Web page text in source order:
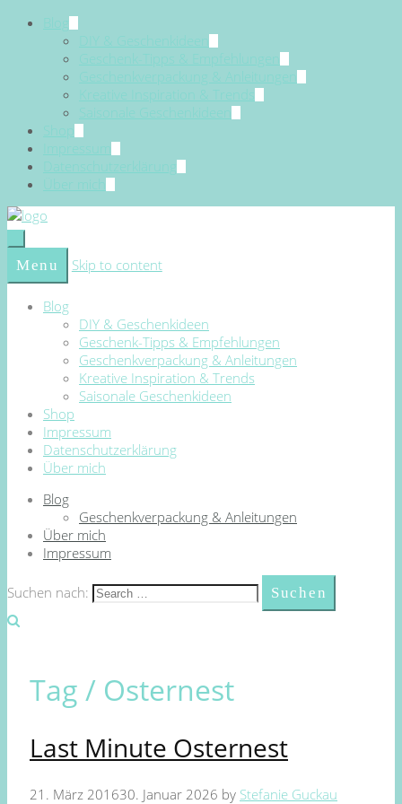
Blog
DIY & Geschenkideen
Geschenk-Tipps & Empfehlungen
Geschenkverpackung & Anleitungen
Kreative Inspiration & Trends
Saisonale Geschenkideen
Shop
Impressum
Datenschutzerklärung
Über mich
Menu Skip to content
Blog
DIY & Geschenkideen
Geschenk-Tipps & Empfehlungen
Geschenkverpackung & Anleitungen
Kreative Inspiration & Trends
Saisonale Geschenkideen
Shop
Impressum
Datenschutzerklärung
Über mich
Blog
Geschenkverpackung & Anleitungen
Über mich
Impressum
Suchen nach:
Tag / Osternest
Last Minute Osternest
21. März 201630. Januar 2026 by Stefanie Guckau